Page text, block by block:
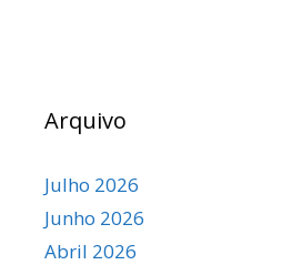
Arquivo
Julho 2026
Junho 2026
Abril 2026